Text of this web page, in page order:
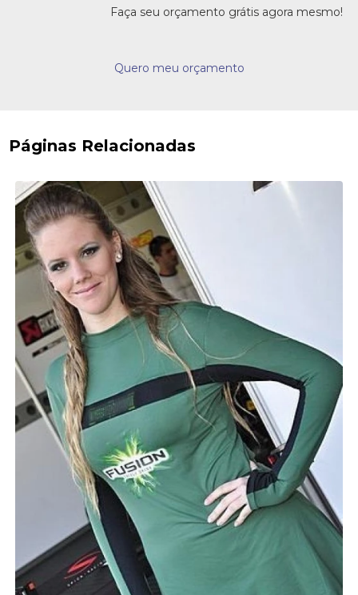
Faça seu orçamento grátis agora mesmo!
Quero meu orçamento
Páginas Relacionadas